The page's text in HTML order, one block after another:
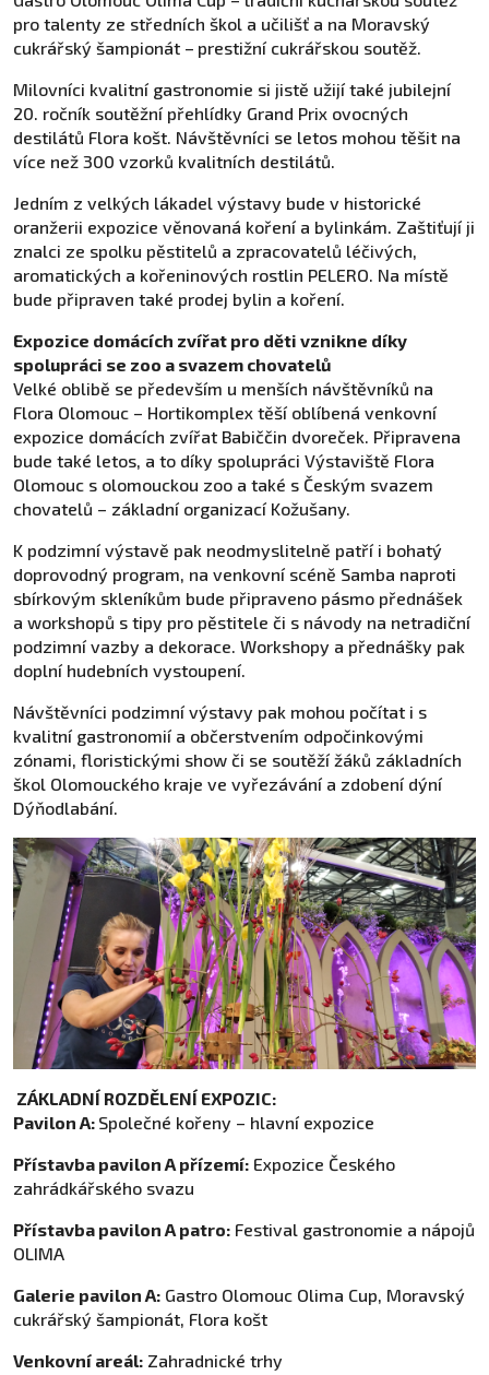
pro talenty ze středních škol a učilišť a na Moravský
cukrářský šampionát – prestižní cukrářskou soutěž.
Milovníci kvalitní gastronomie si jistě užijí také jubilejní
20. ročník soutěžní přehlídky Grand Prix ovocných
destilátů Flora košt. Návštěvníci se letos mohou těšit na
více než 300 vzorků kvalitních destilátů.
Jedním z velkých lákadel výstavy bude v historické
oranžerii expozice věnovaná koření a bylinkám. Zaštiťují ji
znalci ze spolku pěstitelů a zpracovatelů léčivých,
aromatických a kořeninových rostlin PELERO. Na místě
bude připraven také prodej bylin a koření.
Expozice domácích zvířat pro děti vznikne díky
spolupráci se zoo a svazem chovatelů
Velké oblibě se především u menších návštěvníků na
Flora Olomouc – Hortikomplex těší oblíbená venkovní
expozice domácích zvířat Babiččin dvoreček. Připravena
bude také letos, a to díky spolupráci Výstaviště Flora
Olomouc s olomouckou zoo a také s Českým svazem
chovatelů – základní organizací Kožušany.
K podzimní výstavě pak neodmyslitelně patří i bohatý
doprovodný program, na venkovní scéně Samba naproti
sbírkovým skleníkům bude připraveno pásmo přednášek
a workshopů s tipy pro pěstitele či s návody na netradiční
podzimní vazby a dekorace. Workshopy a přednášky pak
doplní hudebních vystoupení.
Návštěvníci podzimní výstavy pak mohou počítat i s
kvalitní gastronomií a občerstvením odpočinkovými
zónami, floristickými show či se soutěží žáků základních
škol Olomouckého kraje ve vyřezávání a zdobení dýní
Dýňodlabání.
ZÁKLADNÍ ROZDĚLENÍ EXPOZIC:
Pavilon A: Společné kořeny – hlavní expozice
Přístavba pavilon A přízemí: Expozice Českého
zahrádkářského svazu
Přístavba pavilon A patro: Festival gastronomie a nápojů
OLIMA
Galerie pavilon A: Gastro Olomouc Olima Cup, Moravský
cukrářský šampionát, Flora košt
Venkovní areál: Zahradnické trhy